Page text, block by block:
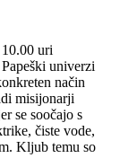
uri
univerzi
način
misijonarji
se soočajo s
čiste vode,
Kljub temu so